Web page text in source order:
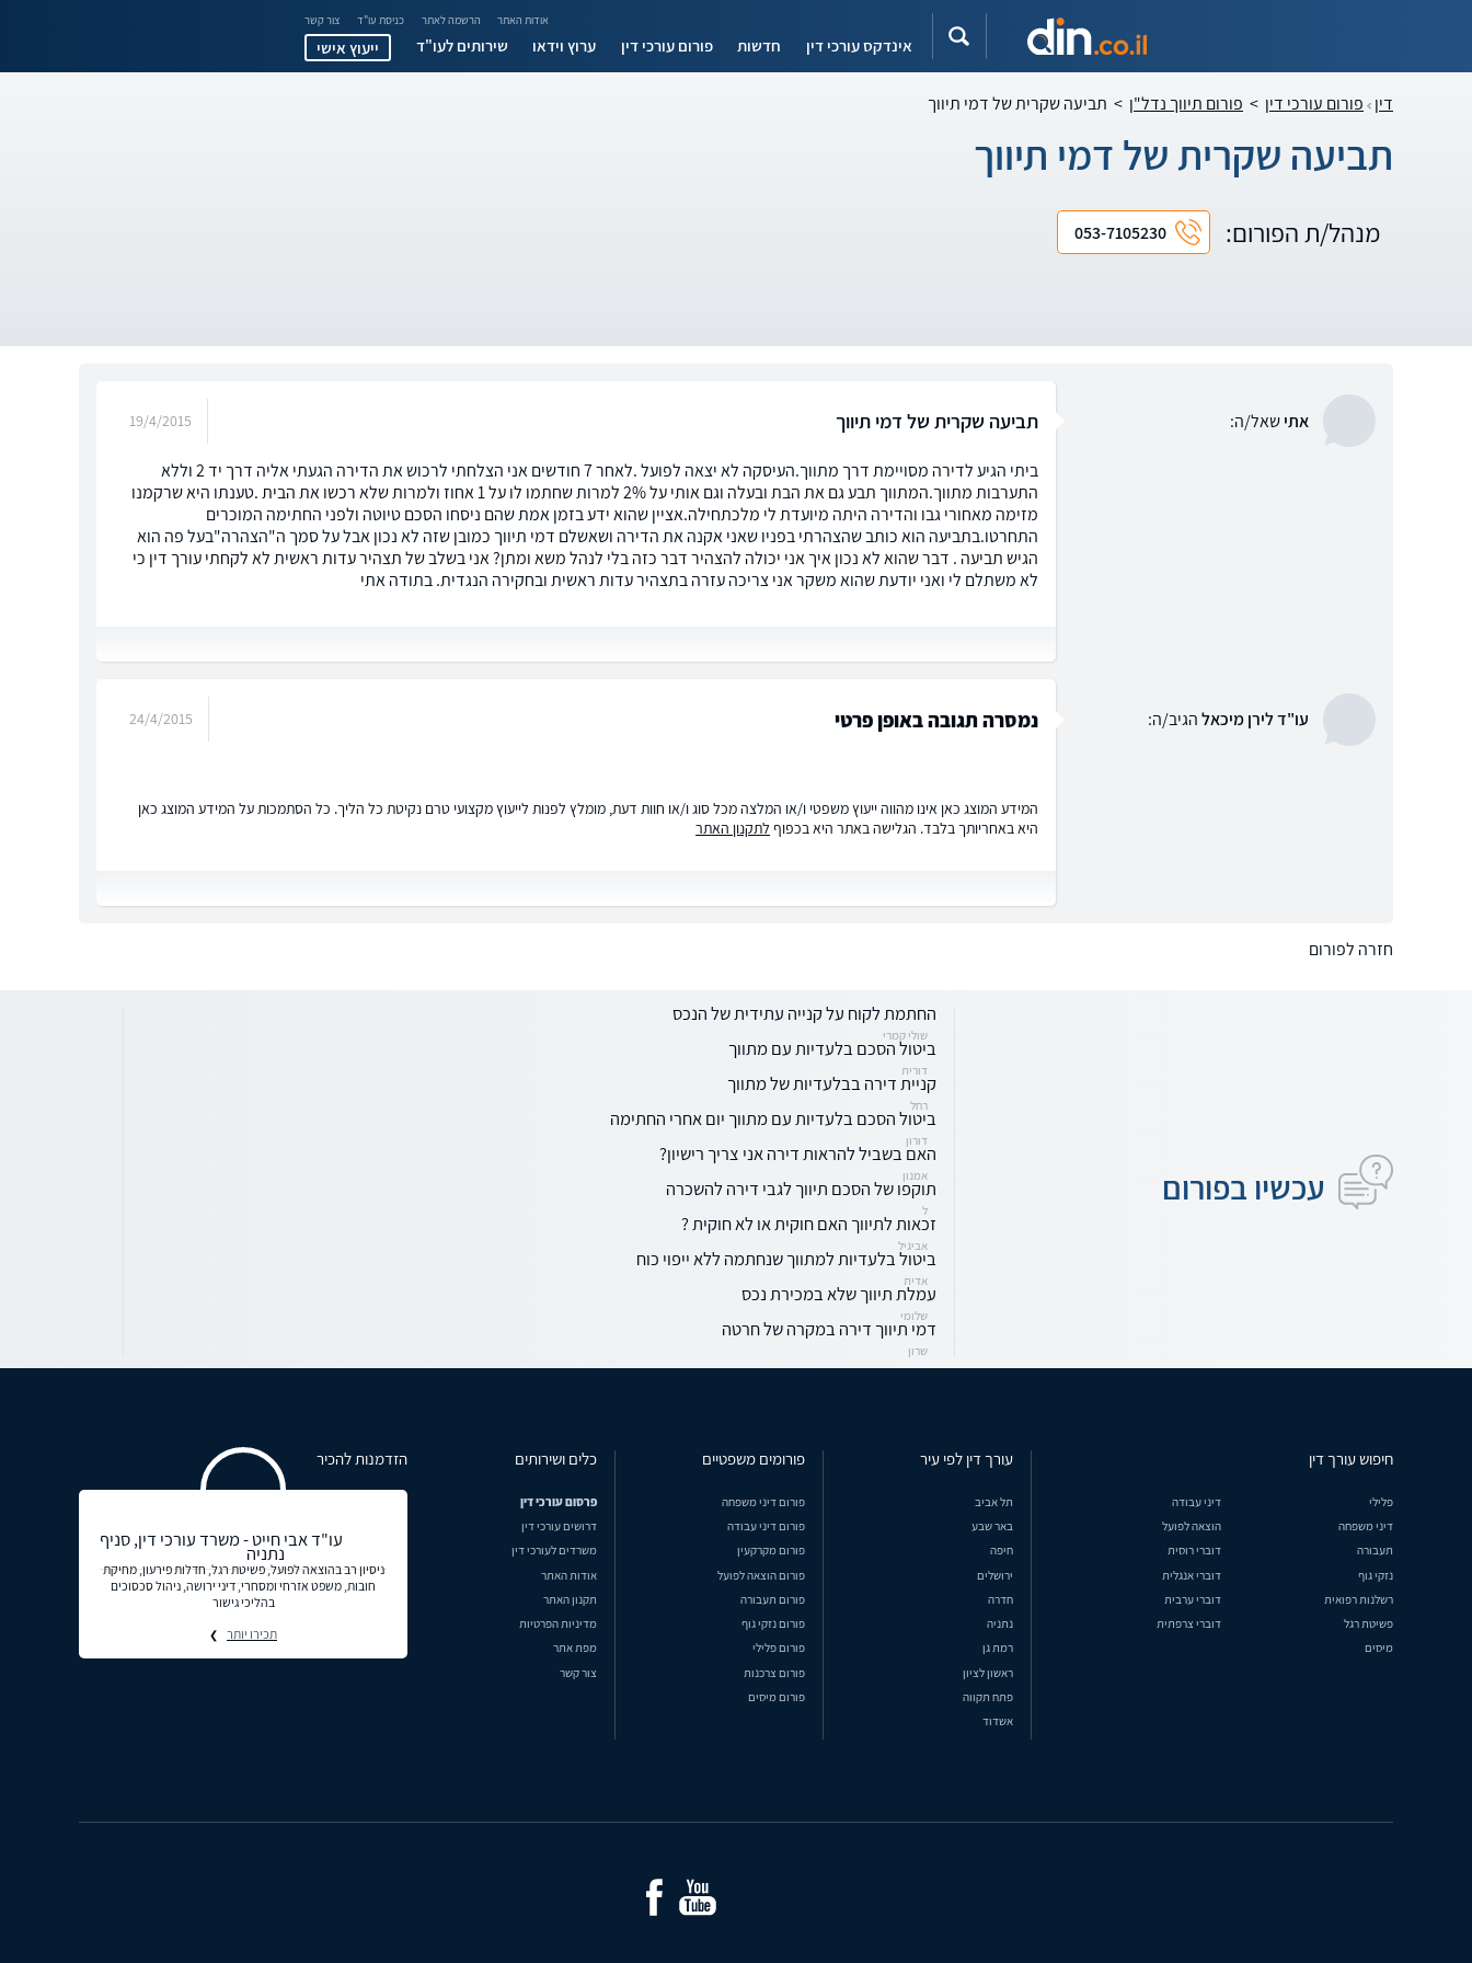
אודות האתר הרשמה לאתר כניסת עו"ד צור קשר
אינדקס עורכי דין חדשות פורום עורכי דין ערוץ וידאו שירותים לעו"ד ייעוץ אישי
דין פורום עורכי דין > פורום תיווך נדל"ן > תביעה שקרית של דמי תיווך
תביעה שקרית של דמי תיווך
מנהל/ת הפורום: 053-7105230
אתישאל/ה: תביעה שקרית של דמי תיווך 19/4/2015
ביתי הגיע לדירה מסויימת דרך מתווך.העיסקה לא יצאה לפועל .לאחר 7 חודשים אני הצלחתי לרכוש את הדירה הגעתי אליה דרך יד 2 וללא
התערבות מתווך.המתווך תבע גם את הבת ובעלה וגם אותי על 2% למרות שחתמו לו על 1 אחוז ולמרות שלא רכשו את הבית .טענתו היא שרקמנו
מזימה מאחורי גבו והדירה היתה מיועדת לי מלכתחילה.אציין שהוא ידע בזמן אמת שהם ניסחו הסכם טיוטה ולפני החתימה המוכרים
התחרטו.בתביעה הוא כותב שהצהרתי בפניו שאני אקנה את הדירה ושאשלם דמי תיווך כמובן שזה לא נכון אבל על סמך ה"הצהרה"בעל פה הוא
הגיש תביעה . דבר שהוא לא נכון איך אני יכולה להצהיר דבר כזה בלי לנהל משא ומתן? אני בשלב של תצהיר עדות ראשית לא לקחתי עורך דין כי
לא משתלם לי ואני יודעת שהוא משקר אני צריכה עזרה בתצהיר עדות ראשית ובחקירה הנגדית. בתודה אתי
עו"ד לירן מיכאלהגיב/ה: נמסרה תגובה באופן פרטי 24/4/2015
המידע המוצג כאן אינו מהווה ייעוץ משפטי ו/או המלצה מכל סוג ו/או חוות דעת, מומלץ לפנות לייעוץ מקצועי טרם נקיטת כל הליך. כל הסתמכות על המידע המוצג כאן
היא באחריותך בלבד. הגלישה באתר היא בכפוף לתקנון האתר
חזרה לפורום
עכשיו בפורום
החתמת לקוח על קנייה עתידית של הנכס
שולי קמרי
ביטול הסכם בלעדיות עם מתווך
דורית
קניית דירה בבלעדיות של מתווך
רחל
ביטול הסכם בלעדיות עם מתווך יום אחרי החתימה
דורון
האם בשביל להראות דירה אני צריך רישיון?
אמנון
תוקפו של הסכם תיווך לגבי דירה להשכרה
ל
זכאות לתיווך האם חוקית או לא חוקית ?
אביגיל
ביטול בלעדיות למתווך שנחתמה ללא ייפוי כוח
אדית
עמלת תיווך שלא במכירת נכס
שלומי
דמי תיווך דירה במקרה של חרטה
שרון
חיפוש עורך דין
פלילי
דיני עבודה
דיני משפחה
הוצאה לפועל
תעבורה
דוברי רוסית
נזקי גוף
דוברי אנגלית
רשלנות רפואית
דוברי ערבית
פשיטת רגל
דוברי צרפתית
מיסים
עורך דין לפי עיר
תל אביב
באר שבע
חיפה
ירושלים
חדרה
נתניה
רמת גן
ראשון לציון
פתח תקווה
אשדוד
פורומים משפטיים
פורום דיני משפחה
פורום דיני עבודה
פורום מקרקעין
פורום הוצאה לפועל
פורום תעבורה
פורום נזקי גוף
פורום פלילי
פורום צרכנות
פורום מיסים
כלים ושירותים
פרסום עורכי דין
דרושים עורכי דין
משרדים לעורכי דין
אודות האתר
תקנון האתר
מדיניות הפרטיות
מפת אתר
צור קשר
הזדמנות להכיר
עו"ד אבי חייט - משרד עורכי דין, סניף
נתניה
ניסיון רב בהוצאה לפועל, פשיטת רגל, חדלות פירעון, מחיקת
חובות, משפט אזרחי ומסחרי, דיני ירושה, ניהול סכסוכים
בהליכי גישור
תכירו יותר